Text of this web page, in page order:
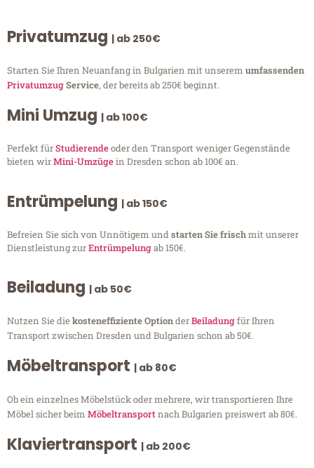
Privatumzug | ab 250€
Starten Sie Ihren Neuanfang in Bulgarien mit unserem umfassenden
PrivatumzugService, der bereits ab 250€ beginnt.
Mini Umzug | ab 100€
Perfekt fürStudierendeoder den Transport weniger Gegenstände
bieten wirMini-Umzügein Dresden schon ab 100€ an.
Entrümpelung | ab 150€
Befreien Sie sich von Unnötigem undstarten Sie frischmit unserer
Dienstleistung zurEntrümpelungab 150€.
Beiladung | ab 50€
Nutzen Sie diekosteneffiziente OptionderBeiladungfür Ihren
Transport zwischen Dresden und Bulgarien schon ab 50€.
Möbeltransport | ab 80€
Ob ein einzelnes Möbelstück oder mehrere, wir transportieren Ihre
Möbel sicher beim Möbeltransportnach Bulgarien preiswert ab 80€.
Klaviertransport | ab 200€